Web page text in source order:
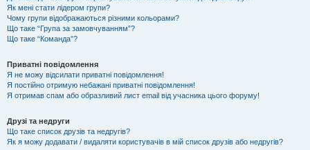
Як мені стати лідером групи?
Чому групи відображаються різними кольорами?
Що таке “Група за замовчуванням”?
Що таке “Команда”?
Приватні повідомлення
Я не можу відсилати приватні повідомлення!
Я постійно отримую небажані приватні повідомлення!
Я отримав спам або образливий лист email від учасника цього форуму!
Друзі та недруги
Що таке список друзів та недругів?
Як я можу додавати / видаляти користувачів в мій список друзів або недругів?